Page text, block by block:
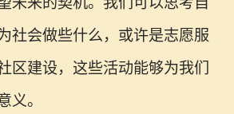
社会做些什么，或许是志愿服
区建设，这些活动能够为我们
义。